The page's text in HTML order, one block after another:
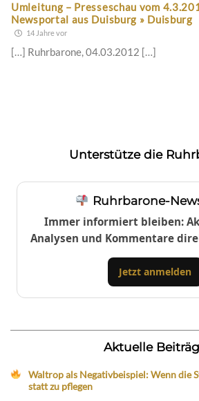
Umleitung – Presseschau vom
Newsportal aus Duisburg » Duisburg
14 Jahre vor
[…] Ruhrbarone, 04.03.2012 […]
Unterstütze die
Ruhrbarone-
Immer informiert bleiben:
Analysen und Kommentare
Jetzt anmelden
Aktuelle
Waltrop als Negativbeispiel: Wenn die
statt zu pflegen